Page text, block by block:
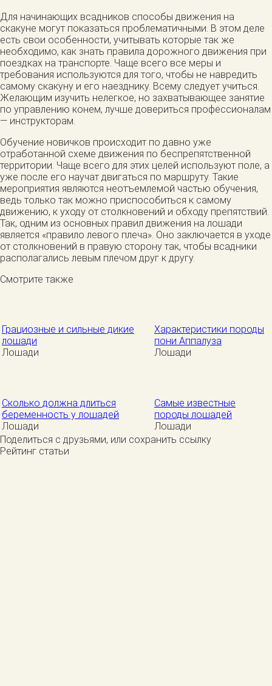
Для начинающих всадников способы движения на
скакуне могут показаться проблематичными. В этом деле
есть свои особенности, учитывать которые так же
необходимо, как знать правила дорожного движения при
поездках на транспорте. Чаще всего все меры и
требования используются для того, чтобы не навредить
самому скакуну и его наезднику. Всему следует учиться.
Желающим изучить нелегкое, но захватывающее занятие
по управлению конем, лучше довериться профессионалам
— инструкторам.
Обучение новичков происходит по давно уже
отработанной схеме движения по беспрепятственной
территории. Чаще всего для этих целей используют поле, а
уже после его научат двигаться по маршруту. Такие
мероприятия являются неотъемлемой частью обучения,
ведь только так можно приспособиться к самому
движению, к уходу от столкновений и обходу препятствий.
Так, одним из основных правил движения на лошади
является «правило левого плеча». Оно заключается в уходе
от столкновений в правую сторону так, чтобы всадники
располагались левым плечом друг к другу.
Смотрите также
Грациозные и сильные дикие
лошади
Лошади
Характеристики породы
пони Аппалуза
Лошади
Сколько должна длиться
беременность у лошадей
Лошади
Самые известные
породы лошадей
Лошади
Поделиться с друзьями, или сохранить ссылку
Рейтинг статьи